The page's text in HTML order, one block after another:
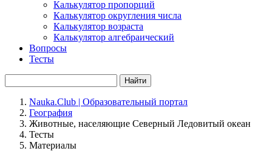
Калькулятор пропорций
Калькулятор округления числа
Калькулятор возраста
Калькулятор алгебраический
Вопросы
Тесты
Найти
Nauka.Club | Образовательный портал
География
Животные, населяющие Северный Ледовитый океан
Тесты
Материалы